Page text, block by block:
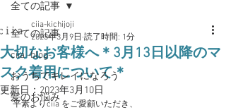
全ての記事
ciia -blog-
おうちでキレイになろう
髪のお悩み
全ての記事
大切なお客様へ＊3月13日以降のマ
スク着用について＊
ciia-kichijoji
2023年3月9日 読了時間: 1分
更新日： 2023年3月10日
平素よりciia をご愛顧いただき、